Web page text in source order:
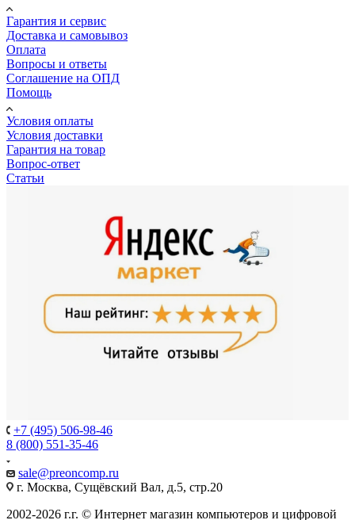
Гарантия и сервис
Доставка и самовывоз
Оплата
Вопросы и ответы
Соглашение на ОПД
Помощь
Условия оплаты
Условия доставки
Гарантия на товар
Вопрос-ответ
Статьи
+7 (495) 506-98-46
8 (800) 551-35-46
sale@preoncomp.ru
г. Москва, Сущёвский Вал, д.5, стр.20
2002-2026 г.г. © Интернет магазин компьютеров и цифровой